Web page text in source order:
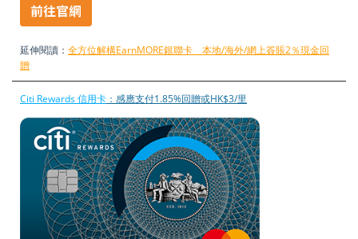
延伸閱讀： 全方位解構EarnMORE銀聯卡 本地/海外/網上簽賬2％現金回
贈
Citi Rewards 信用卡 ：感應支付1.85%回贈或HK$3/里